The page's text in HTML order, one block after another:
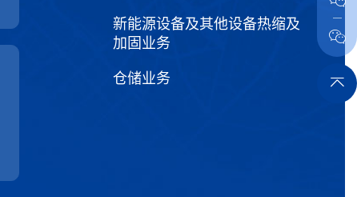
新能源设备及其他设备热缩及
加固业务
仓储业务